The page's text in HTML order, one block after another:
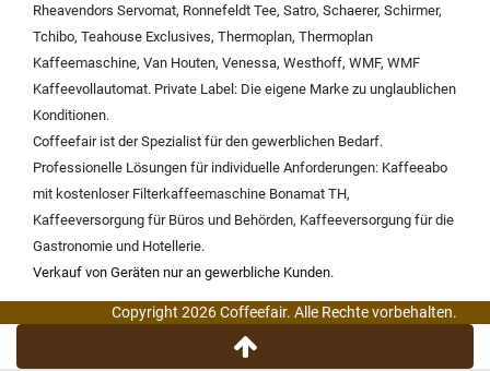
Rheavendors Servomat, Ronnefeldt Tee, Satro, Schaerer, Schirmer,
Tchibo, Teahouse Exclusives, Thermoplan, Thermoplan
Kaffeemaschine, Van Houten, Venessa, Westhoff, WMF, WMF
Kaffeevollautomat. Private Label: Die eigene Marke zu unglaublichen
Konditionen.
Coffeefair ist der Spezialist für den gewerblichen Bedarf.
Professionelle Lösungen für individuelle Anforderungen: Kaffeeabo
mit kostenloser Filterkaffeemaschine Bonamat TH,
Kaffeeversorgung für Büros und Behörden, Kaffeeversorgung für die
Gastronomie und Hotellerie.
Verkauf von Geräten nur an gewerbliche Kunden.
Copyright 2026 Coffeefair. Alle Rechte vorbehalten.